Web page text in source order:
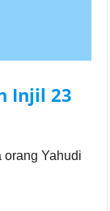
Injil 23
orang Yahudi